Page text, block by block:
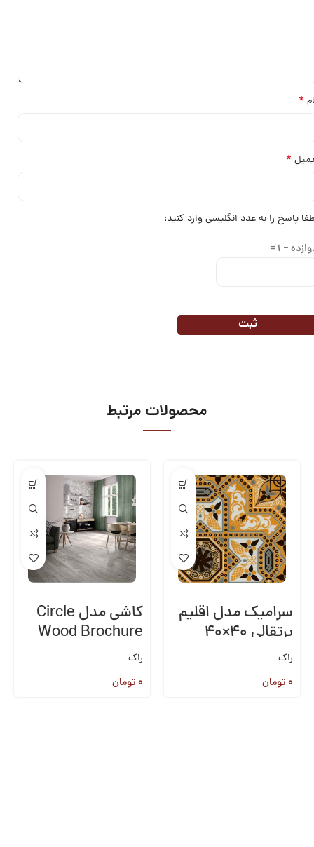
*
*
پاسخ را به عدد انگلیسی وارد کنید:
− 1 =
محصولات مرتبط
سرامیک مدل اقلیم
پرتقالی ۴۰×۴۰
راک
۰تومان
کاشی مدل Circle
Wood Brochure
۲۰*۱۲۰
راک
۰تومان